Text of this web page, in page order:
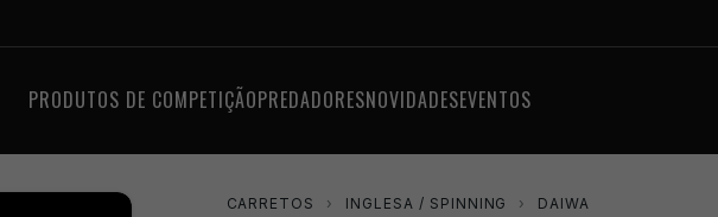
PRODUTOS DE COMPETIÇÃOPREDADORESNOVIDADESEVENTOS
CARRETOS › INGLESA / SPINNING › DAIWA